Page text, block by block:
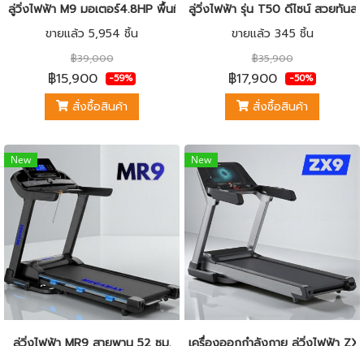
ลู่วิ่งไฟฟ้า M9 มอเตอร์4.8HP พื้นที่วิ่งกว้าง 48 ซม ปรับความชันไฟฟ้า ร
ขายแล้ว 5,954 ชิ้น
฿39,000
฿15,900 -59%
สั่งซื้อสินค้า
ลู่วิ่งไฟฟ้า รุ่น T50 ดีไซน์ สวยทันส
ขายแล้ว 345 ชิ้น
฿35,900
฿17,900 -50%
สั่งซื้อสินค้า
New New